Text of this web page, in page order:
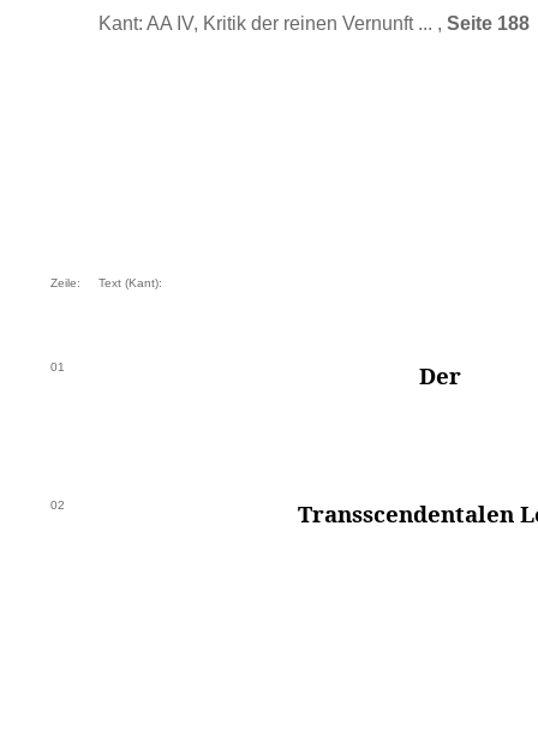
Kant: AA IV, Kritik der reinen Vernunft ... , Seite 188
Zeile: Text (Kant):
01 Der
02 Transscendentalen